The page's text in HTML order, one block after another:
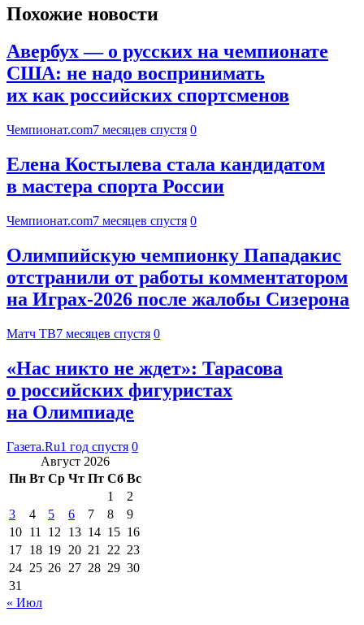
Похожие новости
Авербух — о русских на чемпионате
США: не надо воспринимать
их как российских спортсменов
Чемпионат.com7 месяцев спустя 0
Елена Костылева стала кандидатом
в мастера спорта России
Чемпионат.com7 месяцев спустя 0
Олимпийскую чемпионку Пападакис
отстранили от работы комментатором
на Играх‑2026 после жалобы Сизерона
Матч ТВ7 месяцев спустя 0
«Нас никто не ждет»: Тарасова
о российских фигуристах
на Олимпиаде
Газета.Ru1 год спустя 0
Август 2026
Пн Вт Ср Чт Пт Сб Вс
1
2
3
4 5 6 7 8
9
10 11 12 13 14 15 16
17 18 19 20 21 22 23
24 25 26 27 28 29 30
31
« Июл